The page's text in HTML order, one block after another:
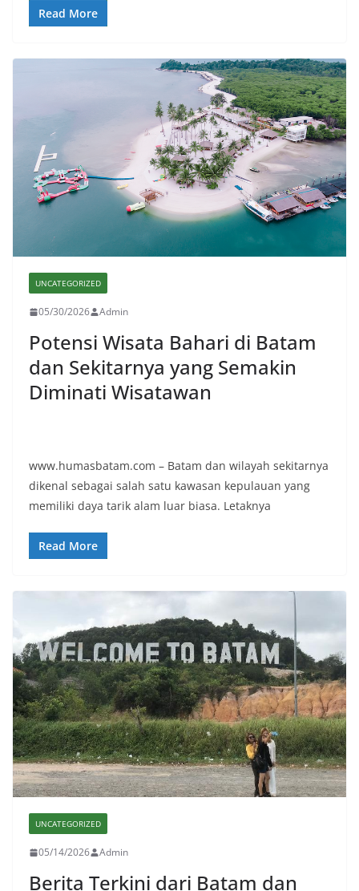
Read More
UNCATEGORIZED
05/30/2026 Admin
Potensi Wisata Bahari di Batam
dan Sekitarnya yang Semakin
Diminati Wisatawan
www.humasbatam.com – Batam dan wilayah sekitarnya
dikenal sebagai salah satu kawasan kepulauan yang
memiliki daya tarik alam luar biasa. Letaknya
Read More
UNCATEGORIZED
05/14/2026 Admin
Berita Terkini dari Batam dan